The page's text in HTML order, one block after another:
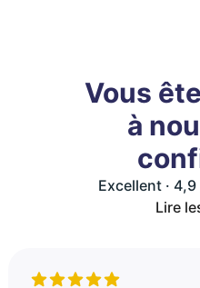
Vous
à
Excellent · 4,9
Lire